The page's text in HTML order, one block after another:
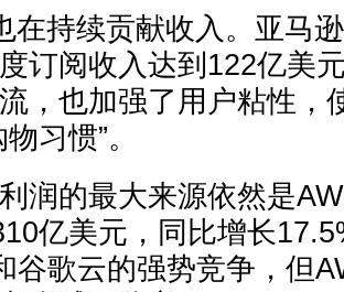
在持续贡献收入。亚马
订阅收入达到122亿美
，也加强了用户粘性，
习惯”。
润的最大来源依然是
亿美元，同比增长
谷歌云的强势竞争，但